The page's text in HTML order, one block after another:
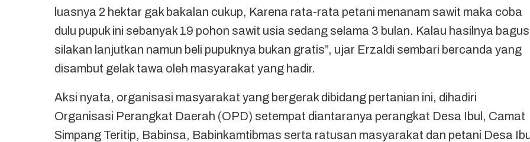
luasnya 2 hektar gak bakalan cukup, Karena rata-rata petani menanam sawit maka coba
dulu pupuk ini sebanyak 19 pohon sawit usia sedang selama 3 bulan. Kalau hasilnya bagus
silakan lanjutkan namun beli pupuknya bukan gratis”, ujar Erzaldi sembari bercanda yang
disambut gelak tawa oleh masyarakat yang hadir.
Aksi nyata, organisasi masyarakat yang bergerak dibidang pertanian ini, dihadiri
Organisasi Perangkat Daerah (OPD) setempat diantaranya perangkat Desa Ibul, Camat
Simpang Teritip, Babinsa, Babinkamtibmas serta ratusan masyarakat dan petani Desa